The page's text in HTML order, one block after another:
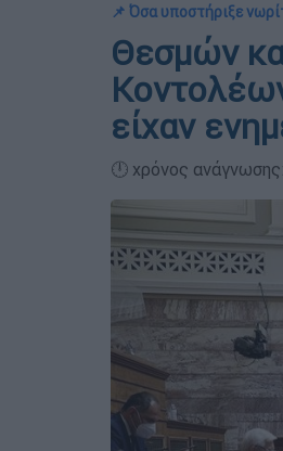
📌 Όσα υποστήριξε
Θεσμών
είχαν
🕛 χρόνος